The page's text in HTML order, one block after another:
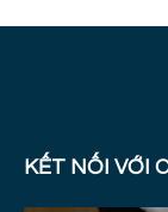
KẾT NỐI VỚI